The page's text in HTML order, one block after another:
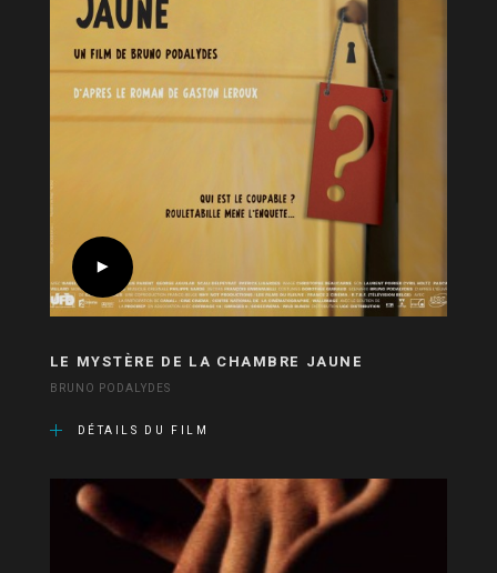
LE MYSTÈRE DE LA CHAMBRE JAUNE
BRUNO PODALYDES
DÉTAILS DU FILM